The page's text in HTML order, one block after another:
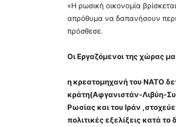
«Η ρωσική οικονομία
απρόθυμα να δαπανήσουν
πρόσθεσε.
Οι Εργαζόμενοι της χώρας
η κρεατομηχανή του ΝΑΤΟ
κράτη(Αφγανιστάν-Λιβύη-
Ρωσίας και του Ιράν
πολιτικές εξελίξεις κατά